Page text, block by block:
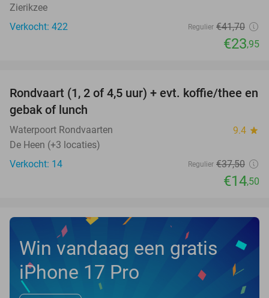
Zierikzee
Verkocht: 422
Regulier €41,70
€23,95
61%
TODAY
Rondvaart (1, 2 of 4,5 uur) + evt. koffie/thee en
gebak of lunch
Waterpoort Rondvaarten 9.4 star
De Heen (+3 locaties)
Verkocht: 14
Regulier €37,50
€14,50
Win vandaag een gratis
iPhone 17 Pro